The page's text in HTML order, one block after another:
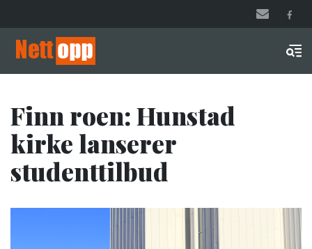
til
hovedinnhold
Finn roen: Hunstad
kirke lanserer
studenttilbud